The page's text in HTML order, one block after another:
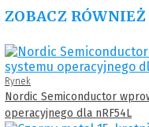
ZOBACZ RÓWNIEŻ
Rynek
Nordic Semiconductor
operacyjnego dla nRF54L